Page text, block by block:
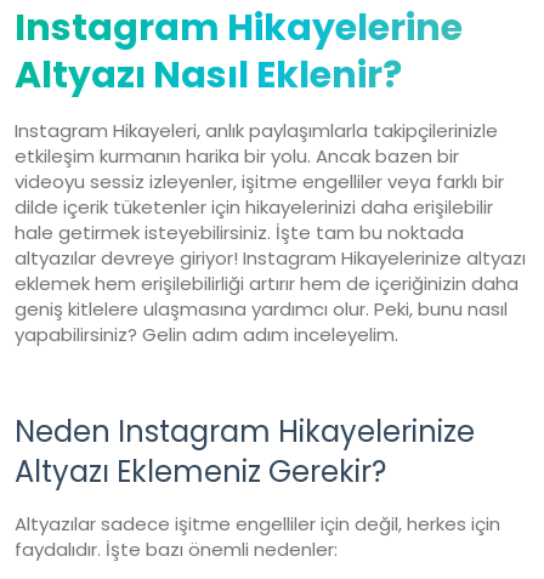
Instagram Hikayelerine
Altyazı Nasıl Eklenir?
Instagram Hikayeleri, anlık paylaşımlarla takipçilerinizle
etkileşim kurmanın harika bir yolu. Ancak bazen bir
videoyu sessiz izleyenler, işitme engelliler veya farklı bir
dilde içerik tüketenler için hikayelerinizi daha erişilebilir
hale getirmek isteyebilirsiniz. İşte tam bu noktada
altyazılar devreye giriyor! Instagram Hikayelerinize altyazı
eklemek hem erişilebilirliği artırır hem de içeriğinizin daha
geniş kitlelere ulaşmasına yardımcı olur. Peki, bunu nasıl
yapabilirsiniz? Gelin adım adım inceleyelim.
Neden Instagram Hikayelerinize
Altyazı Eklemeniz Gerekir?
Altyazılar sadece işitme engelliler için değil, herkes için
faydalıdır. İşte bazı önemli nedenler: